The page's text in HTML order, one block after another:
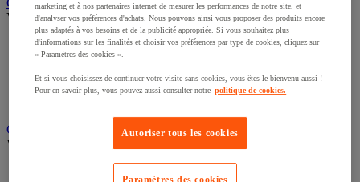
Chauffage, climatisation et traitement de l'air
Voir toute la catégorie
Chauffage
Rafraîchisseur d'air
Classement et archivage
marketing et à nos partenaires internet de mesurer les performances de notre site, et
d'analyser vos préférences d'achats. Nous pouvons ainsi vous proposer des produits encore
plus adaptés à vos besoins et de la publicité appropriée. Si vous souhaitez plus
d'informations sur les finalités et choisir vos préférences par type de cookies, cliquez sur
« Paramètres des cookies ».
Et si vous choisissez de continuer votre visite sans cookies, vous êtes le bienvenu aussi !
Pour en savoir plus, vous pouvez aussi consulter notre politique de cookies.
Autoriser tous les cookies
Paramètres des cookies